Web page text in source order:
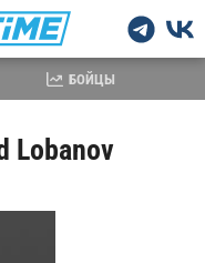
Lobanov
БОЙЦЫ